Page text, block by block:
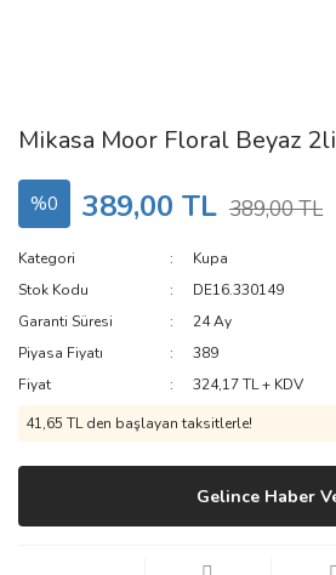
Mikasa Moor Floral Beyaz
%0 389,00 TL 389,00 TL
Kategori
Kupa
Stok Kodu
DE16.330149
Garanti Süresi
24 Ay
Piyasa Fiyatı
389
Fiyat
324,17 TL + KDV
41,65 TL den başlayan taksitlerle!
Gelince Haber